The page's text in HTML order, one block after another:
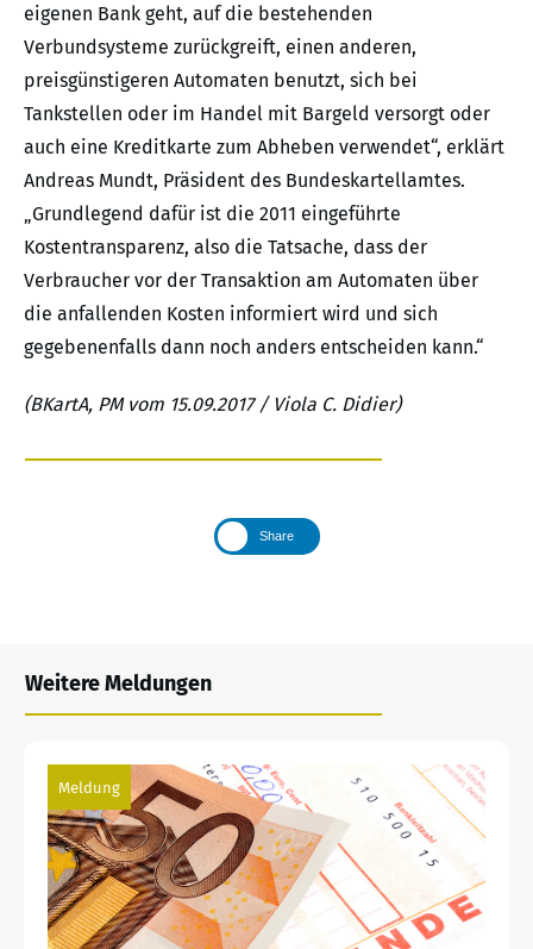
eigenen Bank geht, auf die bestehenden
Verbundsysteme zurückgreift, einen anderen,
preisgünstigeren Automaten benutzt, sich bei
Tankstellen oder im Handel mit Bargeld versorgt oder
auch eine Kreditkarte zum Abheben verwendet“, erklärt
Andreas Mundt, Präsident des Bundeskartellamtes.
„Grundlegend dafür ist die 2011 eingeführte
Kostentransparenz, also die Tatsache, dass der
Verbraucher vor der Transaktion am Automaten über
die anfallenden Kosten informiert wird und sich
gegebenenfalls dann noch anders entscheiden kann.“
(BKartA, PM vom 15.09.2017 / Viola C. Didier)
Share
Weitere Meldungen
Meldung